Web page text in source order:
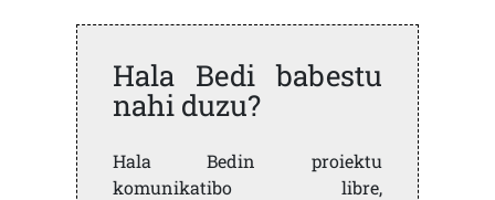
Hala Bedi babestu
nahi duzu?
Hala Bedin proiektu
komunikatibo libre,